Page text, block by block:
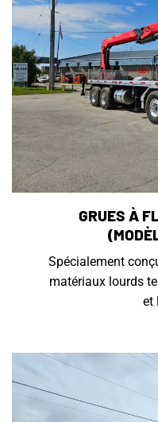
GRUES À
Spécialement
matériaux lourds
et